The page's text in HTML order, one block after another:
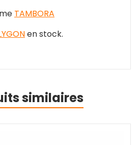
TAMBORA
en stock.
similaires